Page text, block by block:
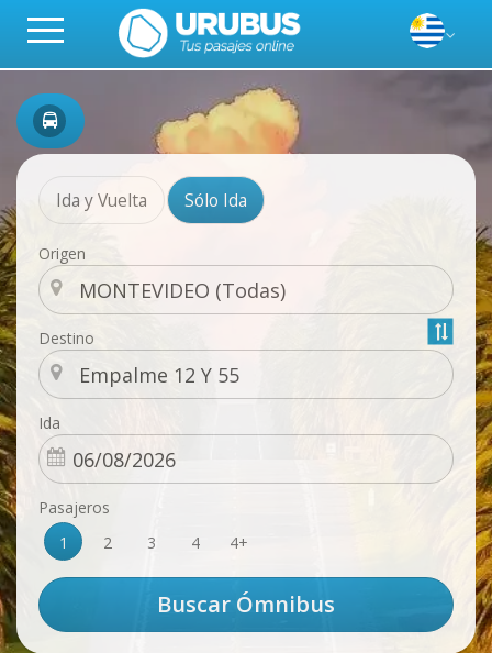
Ida y Vuelta Sólo Ida
Origen
Destino
Ida
Pasajeros
1
2 3 4 4+